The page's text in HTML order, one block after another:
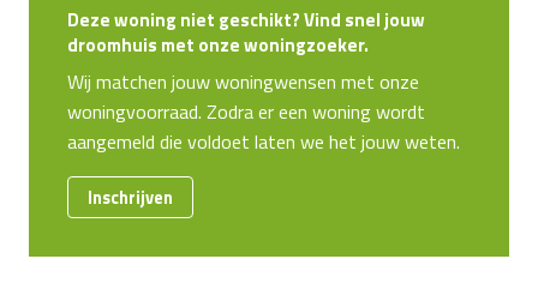
Deze woning niet geschikt? Vind snel jouw
droomhuis met onze woningzoeker.
Wij matchen jouw woningwensen met onze
woningvoorraad. Zodra er een woning wordt
aangemeld die voldoet laten we het jouw weten.
Inschrijven